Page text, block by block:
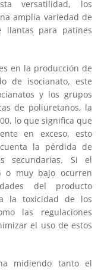
versatilidad, los
amplia variedad de
llantas para patines
en la producción de
de isocianato, este
y los grupos
de poliuretanos, la
lo que significa que
en exceso, esto
la pérdida de
secundarias. Si el
o muy bajo ocurren
del producto
la toxicidad de los
las regulaciones
el uso de estos
midiendo tanto el